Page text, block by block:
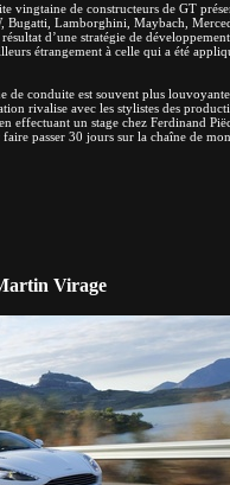
vingtaine de constructeurs de GT
Lamborghini, Maybach,
d’une stratégie de
étrangement à celle qui a été
conduite est souvent plus
rivalise avec les stylistes des
effectuant un stage chez Ferdinand
passer 30 jours sur la chaîne de
Virage